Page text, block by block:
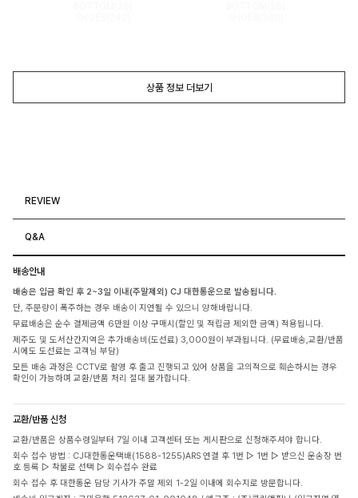
상품 정보 더보기
REVIEW
Q&A
배송안내
배송은 입금 확인 후 2~3일 이내(주말제외) CJ 대한통운으로 발송됩니다.
단, 주문량이 폭주하는 경우 배송이 지연될 수 있으니 양해바랍니다.
무료배송은 순수 결제금액 6만원 이상 구매시(할인 및 적립금 제외한 금액) 적용됩니다.
제주도 및 도서산간지역은 추가배송비(도선료) 3,000원이 부과됩니다. (무료배송,교환/반품
시에도 도선료는 고객님 부담)
모든 배송 과정은 CCTV로 촬영 후 출고 진행되고 있어 상품을 고의적으로 훼손하시는 경우
확인이 가능하며 교환/반품 처리 절대 불가합니다.
교환/반품 신청
교환/반품은 상품수령일부터 7일 이내 고객센터 또는 게시판으로 신청해주셔야 합니다.
회수 접수 방법 : CJ대한통운택배(1588-1255)ARS 연결 후 1번 ▷ 1번 ▷ 받으신 운송장 번
호 등록 ▷ 착불로 선택 ▷ 회수접수 완료
회수 접수 후 대한통운 담당 기사가 주말 제외 1-2일 이내에 회수지로 방문합니다.